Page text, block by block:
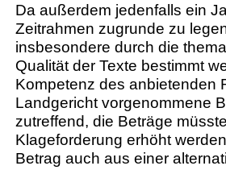
Da außerdem jedenfalls ein
Zeitrahmen zugrunde zu
insbesondere durch die
Qualität der Texte bestimmt
Kompetenz des anbietenden
Landgericht vorgenommene
zutreffend, die Beträge
Klageforderung erhöht
Betrag auch aus einer